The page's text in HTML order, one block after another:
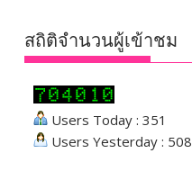
สถิติจำนวนผู้เข้าชม
Users Today : 351
Users Yesterday : 508